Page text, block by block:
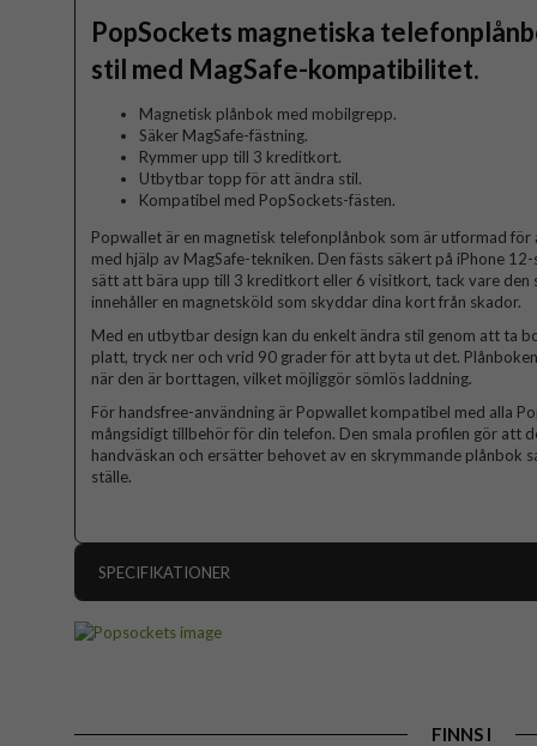
PopSockets magnetiska
stil med MagSafe-kompatibilitet.
Magnetisk plånbok med mobilgrepp.
Säker MagSafe-fästning.
Rymmer upp till 3 kreditkort.
Utbytbar topp för att ändra stil.
Kompatibel med PopSockets-fästen.
Popwallet är en magnetisk telefonplånbok som är utformad
med hjälp av MagSafe-tekniken. Den fästs säkert på iPhone
sätt att bära upp till 3 kreditkort eller 6 visitkort, tack vare den
innehåller en magnetsköld som skyddar dina kort från skador.
Med en utbytbar design kan du enkelt ändra stil genom att ta
platt, tryck ner och vrid 90 grader för att byta ut det.
när den är borttagen, vilket möjliggör sömlös laddning.
För handsfree-användning är Popwallet kompatibel med alla
mångsidigt tillbehör för din telefon. Den smala profilen gör att
handväskan och ersätter behovet av en skrymmande plånbok
ställe.
SPECIFIKATIONER
Färg
FINNS I